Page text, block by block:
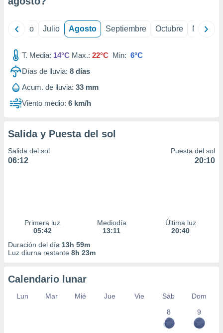
mediante
publicidad
publicidad
1199
Junio Julio Agosto Septiembre Octubre
T. Media: 14°C Max.: 22°C Min: 6°C
Días de lluvia: 8 días
Acum. de lluvia: 33 mm
Viento medio: 6 km/h
Salida y Puesta del sol
Salida del sol
06:12
Puesta del sol
20:10
Primera luz
05:42
Mediodía
13:11
Última luz
20:40
Duración del día 13h 59m
Luz diurna restante 8h 23m
Calendario lunar
Lun Mar Mié Jue Vie Sáb
Dom
8
9